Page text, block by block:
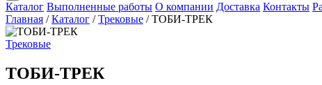
Каталог Выполненные работы О компании Доставка Контакты
Главная / Каталог / Трековые / ТОБИ-ТРЕК
Трековые
ТОБИ-ТРЕК